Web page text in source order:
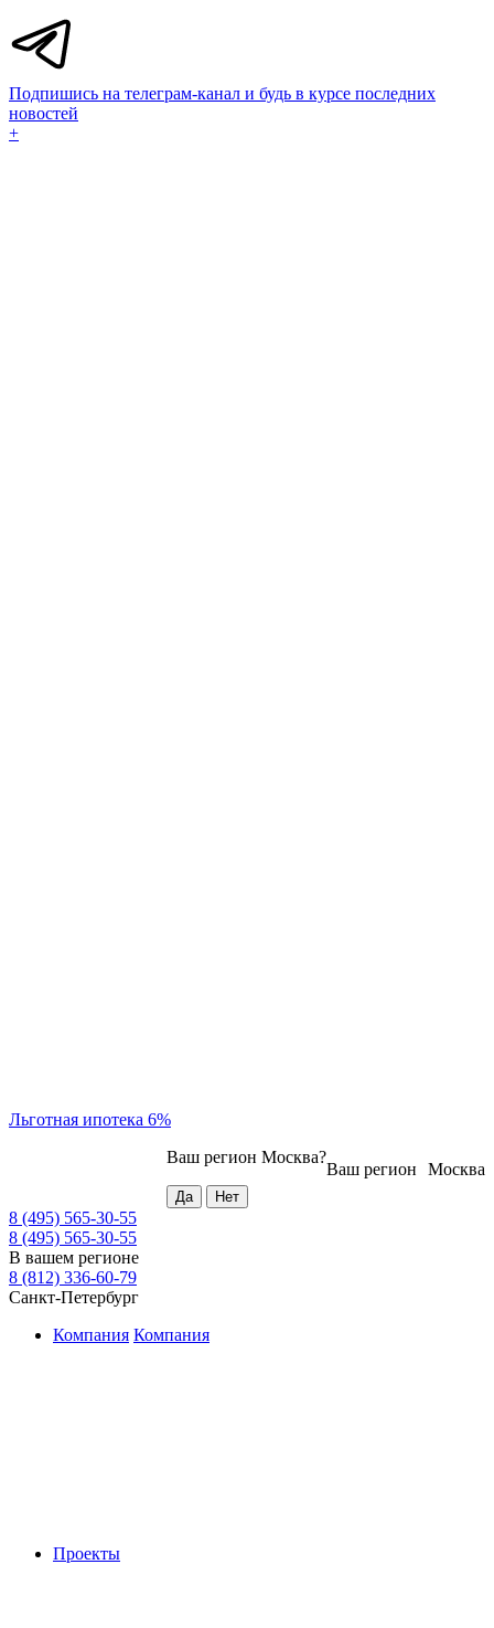
Подпишись на телеграм-канал и будь в курсе последних
новостей
+
Льготная ипотека 6%
Москва
Ваш регион
Ваш регион Москва?
8 (495) 565-30-55
8 (495) 565-30-55
В вашем регионе
8 (812) 336-60-79
Санкт-Петербург
Компания Компания
Проекты